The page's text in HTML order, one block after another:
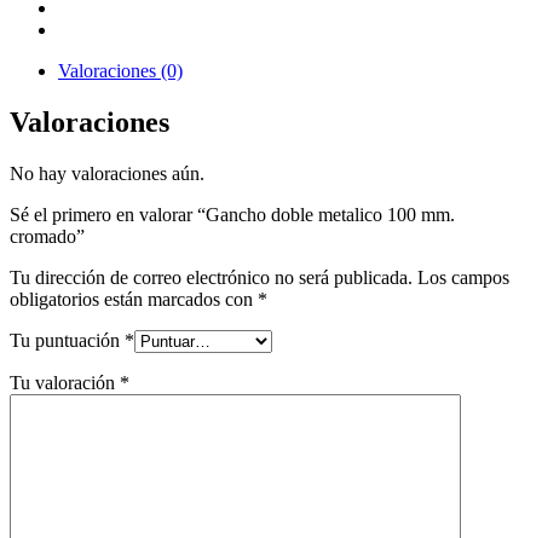
Valoraciones (0)
Valoraciones
No hay valoraciones aún.
Sé el primero en valorar “Gancho doble metalico 100 mm.
cromado”
Tu dirección de correo electrónico no será publicada. Los campos
obligatorios están marcados con *
Tu puntuación *
Tu valoración *